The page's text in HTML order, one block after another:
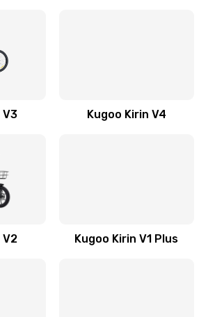
V3 Kugoo Kirin V4
V2 Kugoo Kirin V1 Plus